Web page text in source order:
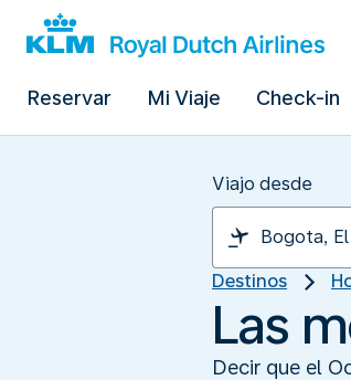
Reservar Mi Viaje Check-in
Viajo desde
Destinos
Las
Decir que el